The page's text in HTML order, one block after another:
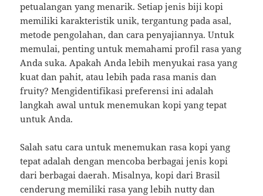
petualangan yang menarik. Setiap jenis biji kopi
memiliki karakteristik unik, tergantung pada asal,
metode pengolahan, dan cara penyajiannya. Untuk
memulai, penting untuk memahami profil rasa yang
Anda suka. Apakah Anda lebih menyukai rasa yang
kuat dan pahit, atau lebih pada rasa manis dan
fruity? Mengidentifikasi preferensi ini adalah
langkah awal untuk menemukan kopi yang tepat
untuk Anda.
Salah satu cara untuk menemukan rasa kopi yang
tepat adalah dengan mencoba berbagai jenis kopi
dari berbagai daerah. Misalnya, kopi dari Brasil
cenderung memiliki rasa yang lebih nutty dan